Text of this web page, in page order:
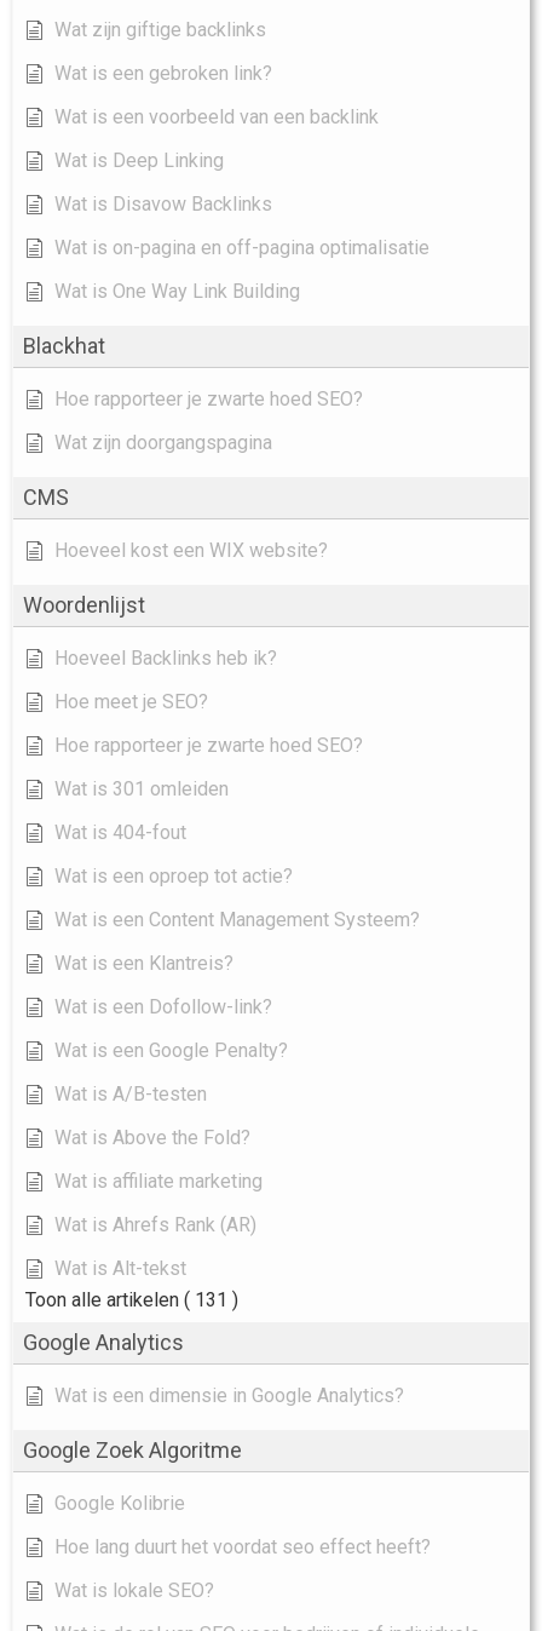
Wat zijn giftige backlinks
Wat is een gebroken link?
Wat is een voorbeeld van een backlink
Wat is Deep Linking
Wat is Disavow Backlinks
Wat is on-pagina en off-pagina optimalisatie
Wat is One Way Link Building
Blackhat
Hoe rapporteer je zwarte hoed SEO?
Wat zijn doorgangspagina
CMS
Hoeveel kost een WIX website?
Woordenlijst
Hoeveel Backlinks heb ik?
Hoe meet je SEO?
Hoe rapporteer je zwarte hoed SEO?
Wat is 301 omleiden
Wat is 404-fout
Wat is een oproep tot actie?
Wat is een Content Management Systeem?
Wat is een Klantreis?
Wat is een Dofollow-link?
Wat is een Google Penalty?
Wat is A/B-testen
Wat is Above the Fold?
Wat is affiliate marketing
Wat is Ahrefs Rank (AR)
Wat is Alt-tekst
Toon alle artikelen ( 131 )
Google Analytics
Wat is een dimensie in Google Analytics?
Google Zoek Algoritme
Google Kolibrie
Hoe lang duurt het voordat seo effect heeft?
Wat is lokale SEO?